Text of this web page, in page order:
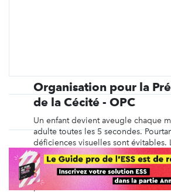
Organisation pour la
de la Cécité - OPC
Un enfant devient aveugle chaque
adulte toutes les 5 secondes.
déficiences visuelles sont évitables.
ONG internationale de solidarité
publique oculaire, experte en
lutte pour préserver la vue du plus
parmi les ...